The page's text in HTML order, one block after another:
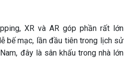
XR và AR góp phần rất lớn
bế mạc, lần đầu tiên trong lịch sử
đây là sân khấu trong nhà lớn